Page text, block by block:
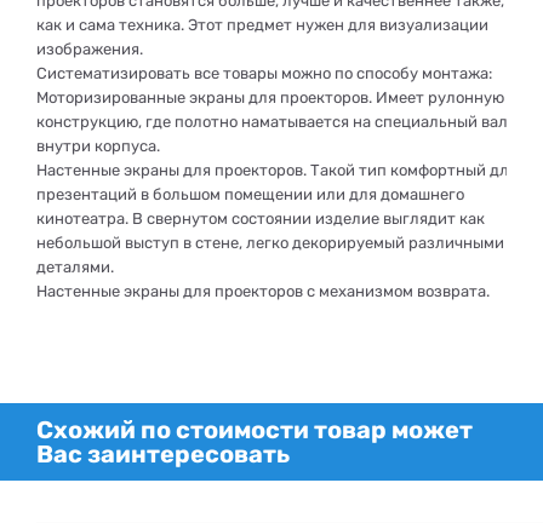
как и сама техника. Этот предмет нужен для визуализации
изображения.
Систематизировать все товары можно по способу монтажа:
Моторизированные экраны для проекторов. Имеет рулонную
конструкцию, где полотно наматывается на специальный вал
внутри корпуса.
Настенные экраны для проекторов. Такой тип комфортный для
презентаций в большом помещении или для домашнего
кинотеатра. В свернутом состоянии изделие выглядит как
небольшой выступ в стене, легко декорируемый различными
деталями.
Настенные экраны для проекторов с механизмом возврата.
проекторами.
Передвижные на раме. Небольшое полотно на специальной
стойке, транспортируется на любое место. В свернутом виде не
Схожий по стоимости товар может
Вас заинтересовать